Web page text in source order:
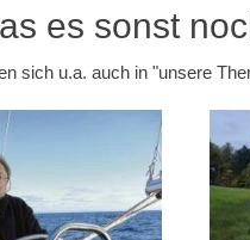
es sonst
sich u.a. auch in "unsere